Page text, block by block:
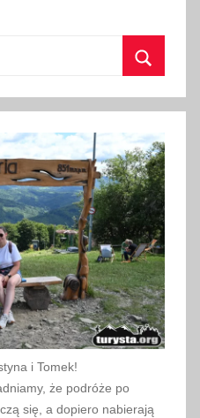
i Tomek!
że podróże po
się, a dopiero nabierają